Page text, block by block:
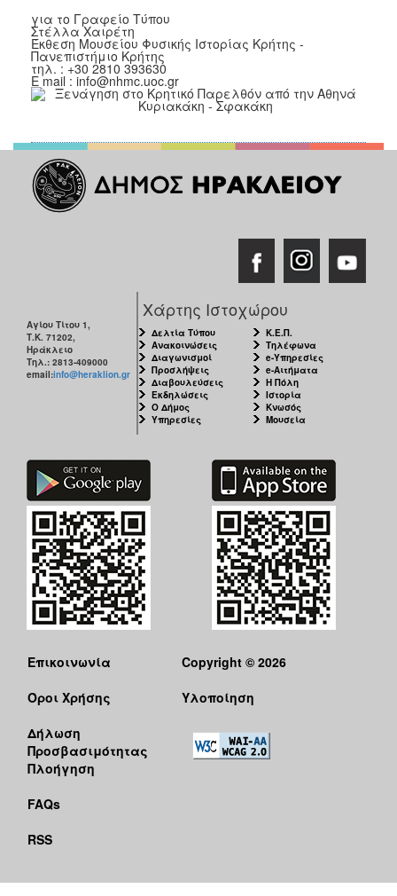
για το Γραφείο Τύπου
Στέλλα Χαιρέτη
Έκθεση Μουσείου Φυσικής Ιστορίας Κρήτης -
Πανεπιστήμιο Κρήτης
τηλ. : +30 2810 393630
E mail : info@nhmc.uoc.gr
Αγίου Τίτου 1,
Τ.Κ. 71202,
Ηράκλειο
Τηλ.: 2813-409000
email:info@heraklion.gr
Χάρτης Ιστοχώρου
Δελτία Τύπου
Ανακοινώσεις
Διαγωνισμοί
Προσλήψεις
Διαβουλεύσεις
Εκδηλώσεις
Ο Δήμος
Υπηρεσίες
Κ.Ε.Π.
Τηλέφωνα
e-Υπηρεσίες
e-Αιτήματα
Η Πόλη
Ιστορία
Κνωσός
Μουσεία
Επικοινωνία
Όροι Χρήσης
Δήλωση
Προσβασιμότητας
Πλοήγηση
FAQs
RSS
Copyright © 2026
Υλοποίηση